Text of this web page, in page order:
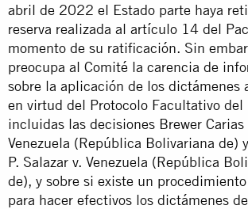
abril de 2022 el Estado parte haya
reserva realizada al artículo 14 del
momento de su ratificación. Sin
preocupa al Comité la carencia de
sobre la aplicación de los dictámenes
en virtud del Protocolo Facultativo del
incluidas las decisiones Brewer Carias
Venezuela (República Bolivariana de)
P. Salazar v. Venezuela (República
de), y sobre si existe un
para hacer efectivos los dictámenes